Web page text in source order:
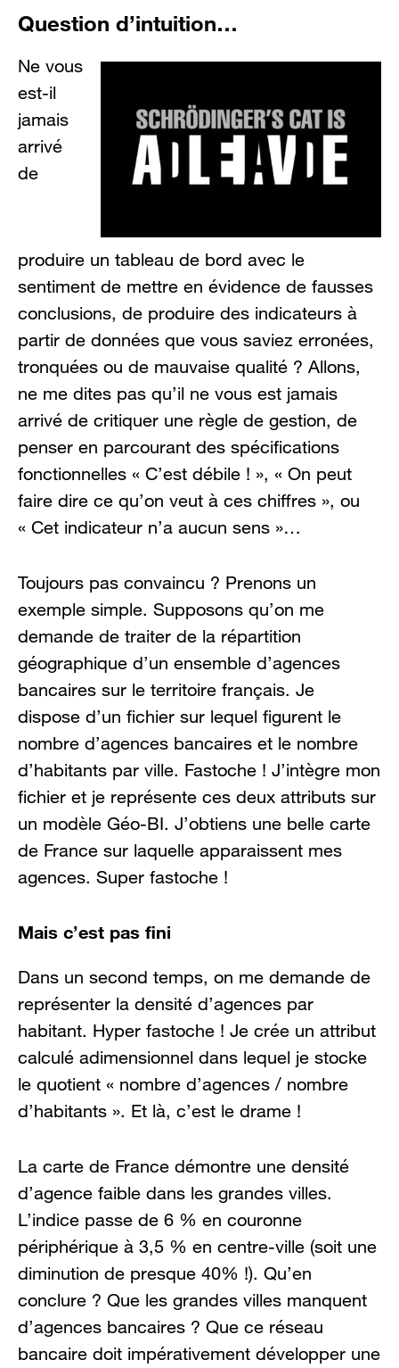
Question d’intuition…
Ne vous
est-il
jamais
arrivé
de
produire un tableau de bord avec le
sentiment de mettre en évidence de fausses
conclusions, de produire des indicateurs à
partir de données que vous saviez erronées,
tronquées ou de mauvaise qualité ? Allons,
ne me dites pas qu’il ne vous est jamais
arrivé de critiquer une règle de gestion, de
penser en parcourant des spécifications
fonctionnelles « C’est débile ! », « On peut
faire dire ce qu’on veut à ces chiffres », ou
« Cet indicateur n’a aucun sens »…
Toujours pas convaincu ? Prenons un
exemple simple. Supposons qu’on me
demande de traiter de la répartition
géographique d’un ensemble d’agences
bancaires sur le territoire français. Je
dispose d’un fichier sur lequel figurent le
nombre d’agences bancaires et le nombre
d’habitants par ville. Fastoche ! J’intègre mon
fichier et je représente ces deux attributs sur
un modèle Géo-BI. J’obtiens une belle carte
de France sur laquelle apparaissent mes
agences. Super fastoche !
Mais c’est pas fini
Dans un second temps, on me demande de
représenter la densité d’agences par
habitant. Hyper fastoche ! Je crée un attribut
calculé adimensionnel dans lequel je stocke
le quotient « nombre d’agences / nombre
d’habitants ». Et là, c’est le drame !
La carte de France démontre une densité
d’agence faible dans les grandes villes.
L’indice passe de 6 % en couronne
périphérique à 3,5 % en centre-ville (soit une
diminution de presque 40% !). Qu’en
conclure ? Que les grandes villes manquent
d’agences bancaires ? Que ce réseau
bancaire doit impérativement développer une